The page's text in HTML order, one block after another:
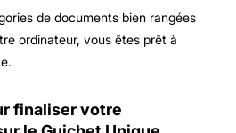
de documents bien rangées
ordinateur, vous êtes prêt à
finaliser votre